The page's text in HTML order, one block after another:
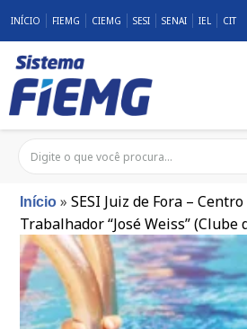
INÍCIO FIEMG CIEMG SESI SENAI IEL CIT
Início »SESI Juiz de Fora –
Trabalhador “José Weiss”